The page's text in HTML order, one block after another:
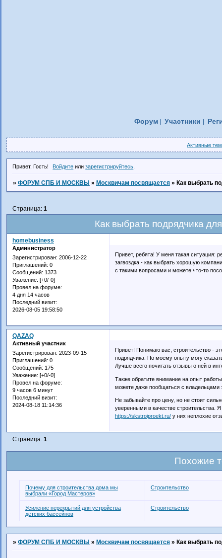
Форум Участники
Активные
Привет, Гость! Войдите илизарегистрируйтесь
» ФОРУМ СПБ И МОСКВЫ » Москвичам посвящается » Как выбрать
Как выбрать подрядчика
Страница: 1
homebusiness
Администратор
Зарегистрирован: 2006-12-22
Приглашений: 0
Сообщений: 1373
Уважение: [+0/-0]
Провел на форуме:
4 дня 14 часов
Последний визит:
2026-08-05 19:58:50
Привет, ребята! У меня такая ситуация:
загвоздка - как выбрать хорошую
с такими вопросами и можете что-то
QAZAQ
Активный участник
Зарегистрирован: 2023-09-15
Приглашений: 0
Сообщений: 175
Уважение: [+0/-0]
Провел на форуме:
9 часов 6 минут
Последний визит:
2024-08-18 11:14:36
Привет! Понимаю вас, строительство -
подрядчика. По моему опыту могу
Лучше всего почитать отзывы о ней в
Также обратите внимание на опыт
можете даже пообщаться с владельцами
Не забывайте про цену, но не стоит
уверенными в качестве строительства.
https://skstroiproekt.ru/у них неплохие
Страница: 1
Похожие
Почему для строительства дома мы
выбрали «Город Мастеров»
Строительство
Усиление перекрытий для устройства
детских бассейнов
Строительство
» ФОРУМ СПБ И МОСКВЫ » Москвичам посвящается » Как выбрать